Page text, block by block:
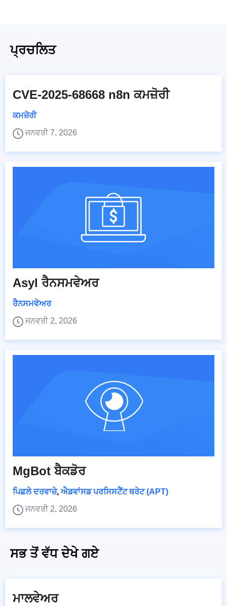
ਪ੍ਰਚਲਿਤ
CVE-2025-68668 n8n ਕਮਜ਼ੋਰੀ
ਕਮਜ਼ੋਰੀ
ਜਨਵਰੀ 7, 2026
Asyl ਰੈਨਸਮਵੇਅਰ
ਰੈਨਸਮਵੇਅਰ
ਜਨਵਰੀ 2, 2026
MgBot ਬੈਕਡੋਰ
ਪਿਛਲੇ ਦਰਵਾਜ਼ੇ, ਐਡਵਾਂਸਡ ਪਰਸਿਸਟੈਂਟ ਥਰੇਟ (APT)
ਜਨਵਰੀ 2, 2026
ਸਭ ਤੋਂ ਵੱਧ ਦੇਖੇ ਗਏ
ਮਾਲਵੇਅਰ